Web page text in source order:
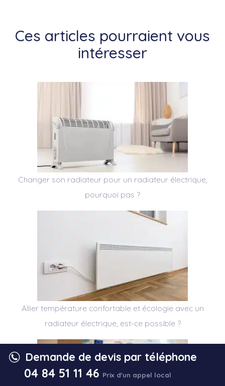
Ces articles pourraient vous
intéresser
Changer son radiateur pour un radiateur électrique,
pourquoi pas ?
Allier température confortable et écologie avec un
radiateur électrique, est-ce possible ?
Demande de devis par téléphone
04 84 51 11 46 Prix d'un appel local